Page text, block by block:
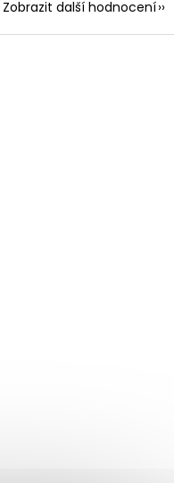
Zobrazit další hodnocení